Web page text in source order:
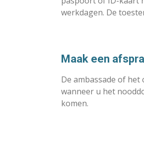
werkdagen. De
Maak een
De ambassade of
wanneer u het
komen.